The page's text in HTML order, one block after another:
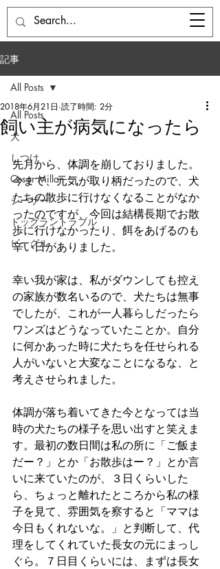
ドッグベース七国山
記事
All Posts
犬
しつけ
Cesar Millan
シーザー
ドッグラントラブル
ビーグル
All Posts
飼い主が病気になったら
2018年6月21日 読了時間: 2分
先月から、体調を崩しておりました。
今まで、元気が取り柄だったので、犬
たちの散歩に行けなくなることがなか
ったのですが、今回は結構長期でお散
歩に行けなかったり、餌をあげるのも
辛い日がありました。
幸い我が家は、私がダウンしても控え
の家族が数名いるので、犬たちは無事
でしたが、これが一人暮らしだったら
ワンズはどうなっていたことか。自分
に何かあった時に犬たちを任せられる
人がいないと大変なことになるな、と
考えさせられました。
体調が落ち着いてきた今となっては当
時の犬たちの様子を思い出すと笑えま
す。最初の数日間は私の所に「ご飯ま
だー？」とか「お散歩はー？」とか言
いに来ていたのが、３日くらいした
ら、ちょっと離れたところから私の様
子を見て、雰囲気を察すると「ママは
今日もくれないな。」と判断して、代
理をしてくれていた長女の元にまっし
ぐら。７日目くらいには、まずは長女